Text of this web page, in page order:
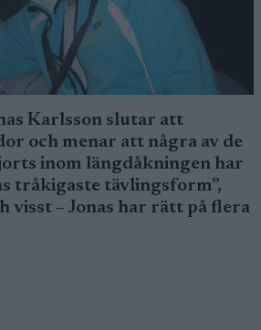
Karlsson slutar att
och menar att några av de
inom längdåkningen har
tråkigaste tävlingsform”,
visst – Jonas har rätt på flera